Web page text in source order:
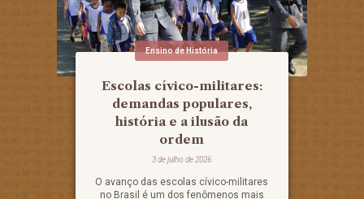
Ensino de História
Escolas cívico-militares:
demandas populares,
história e a ilusão da
ordem
3 de julho de 2026
O avanço das escolas cívico-militares
no Brasil é um dos fenômenos mais